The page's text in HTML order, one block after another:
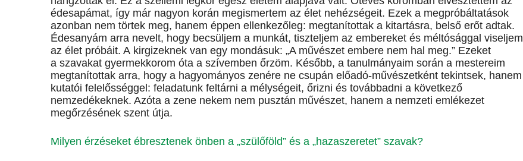
édesapámat, így már nagyon korán megismertem az élet nehézségeit. Ezek a megpróbáltatások
azonban nem törtek meg, hanem éppen ellenkezőleg: megtanítottak a kitartásra, belső erőt adtak.
Édesanyám arra nevelt, hogy becsüljem a munkát, tiszteljem az embereket és méltósággal viseljem
az élet próbáit. A kirgizeknek van egy mondásuk: „A művészet embere nem hal meg.” Ezeket
a szavakat gyermekkorom óta a szívemben őrzöm. Később, a tanulmányaim során a mestereim
megtanítottak arra, hogy a hagyományos zenére ne csupán előadó-művészetként tekintsek, hanem
kutatói felelősséggel: feladatunk feltárni a mélységeit, őrizni és továbbadni a következő
nemzedékeknek. Azóta a zene nekem nem pusztán művészet, hanem a nemzeti emlékezet
megőrzésének szent útja.
Milyen érzéseket ébresztenek önben a „szülőföld” és a „hazaszeretet” szavak?